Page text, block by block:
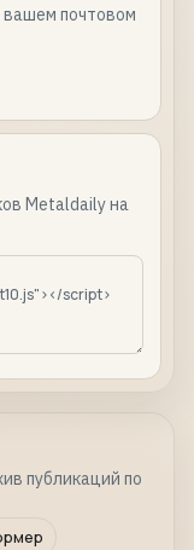
почтовом
Metaldaily на
публикаций по